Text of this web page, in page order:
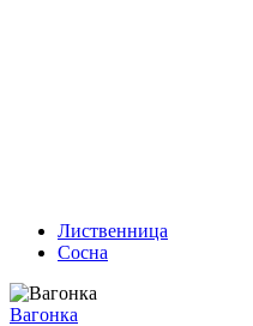
Лиственница
Сосна
Вагонка